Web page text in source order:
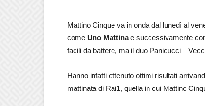
Mattino Cinque va in onda dal lunedì al
come Uno Mattinae successivamente
facili da battere, ma il duo Panicucci –
Hanno infatti ottenuto ottimi risultati
mattinata di Rai1, quella in cui Mattino